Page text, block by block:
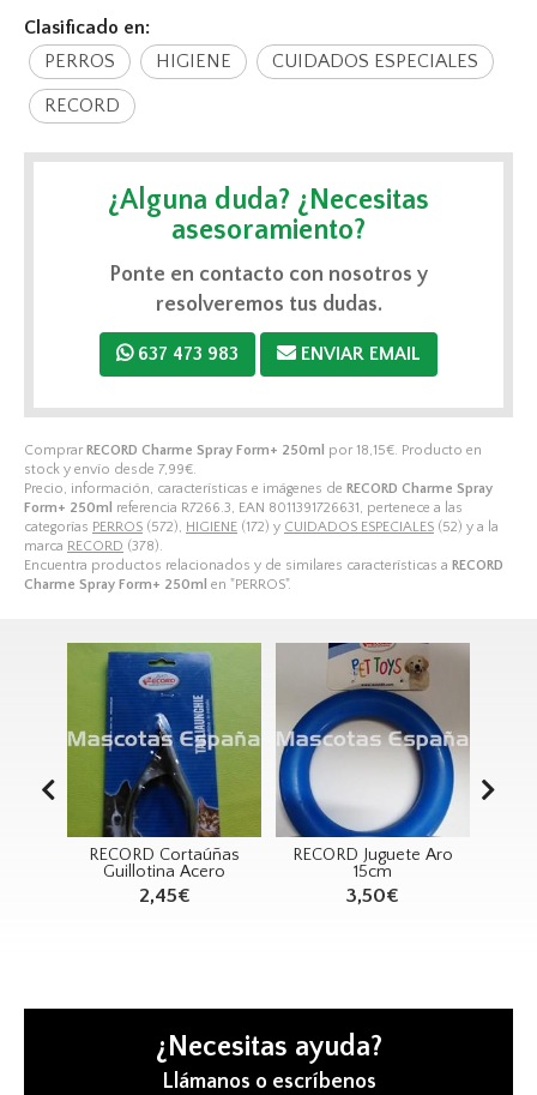
Comprar RECORD Charme Spray Form+ 250ml por 18,15€ . Producto en
stock y envío desde 7,99€
Precio, información, características e imágenes de RECORD Charme Spray
Form+ 250ml
referencia R7266.3, EAN 8011391726631, pertenece a las
categorías PERROS (572), HIGIENE (172) y CUIDADOS ESPECIALES (52) y a la
marca RECORD (378).
Encuentra productos relacionados y de similares características a RECORD
Charme Spray Form+ 250ml en "PERROS".
Clasificado en:
PERROS
HIGIENE CUIDADOS ESPECIALES
RECORD
¿Alguna duda? ¿Necesitas
asesoramiento?
Ponte en contacto con nosotros y
resolveremos tus dudas.
637 473 983 ENVIAR EMAIL
RECORD Cortaúñas
Guillotina Acero
2,45€
RECORD Juguete Aro
15cm
3,50€
¿Necesitas ayuda?
Llámanos o escríbenos